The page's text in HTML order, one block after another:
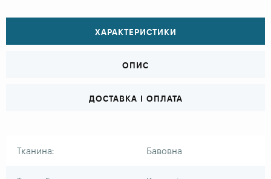
ХАРАКТЕРИСТИКИ
ОПИС
ДОСТАВКА І ОПЛАТА
Тканина: Бавовна